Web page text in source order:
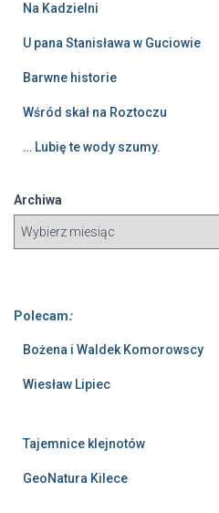
Na Kadzielni
U pana Stanisława w Guciowie
Barwne historie
Wśród skał na Roztoczu
… Lubię te wody szumy.
Archiwa
Polecam:
Bożena i Waldek Komorowscy
Wiesław Lipiec
Tajemnice klejnotów
GeoNatura Kilece